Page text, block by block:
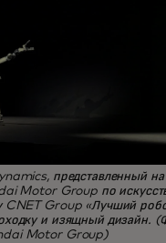
представленный
Motor Group по
CNET Group «Лучший
и изящный дизайн.
Motor Group)